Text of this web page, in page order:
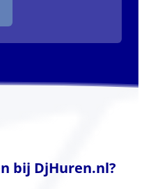
bij DjHuren.nl?